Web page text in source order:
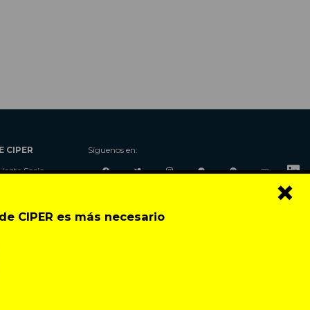
CIPER es más necesario
×
CIPER
Socio
Contacto
Síguenos en: